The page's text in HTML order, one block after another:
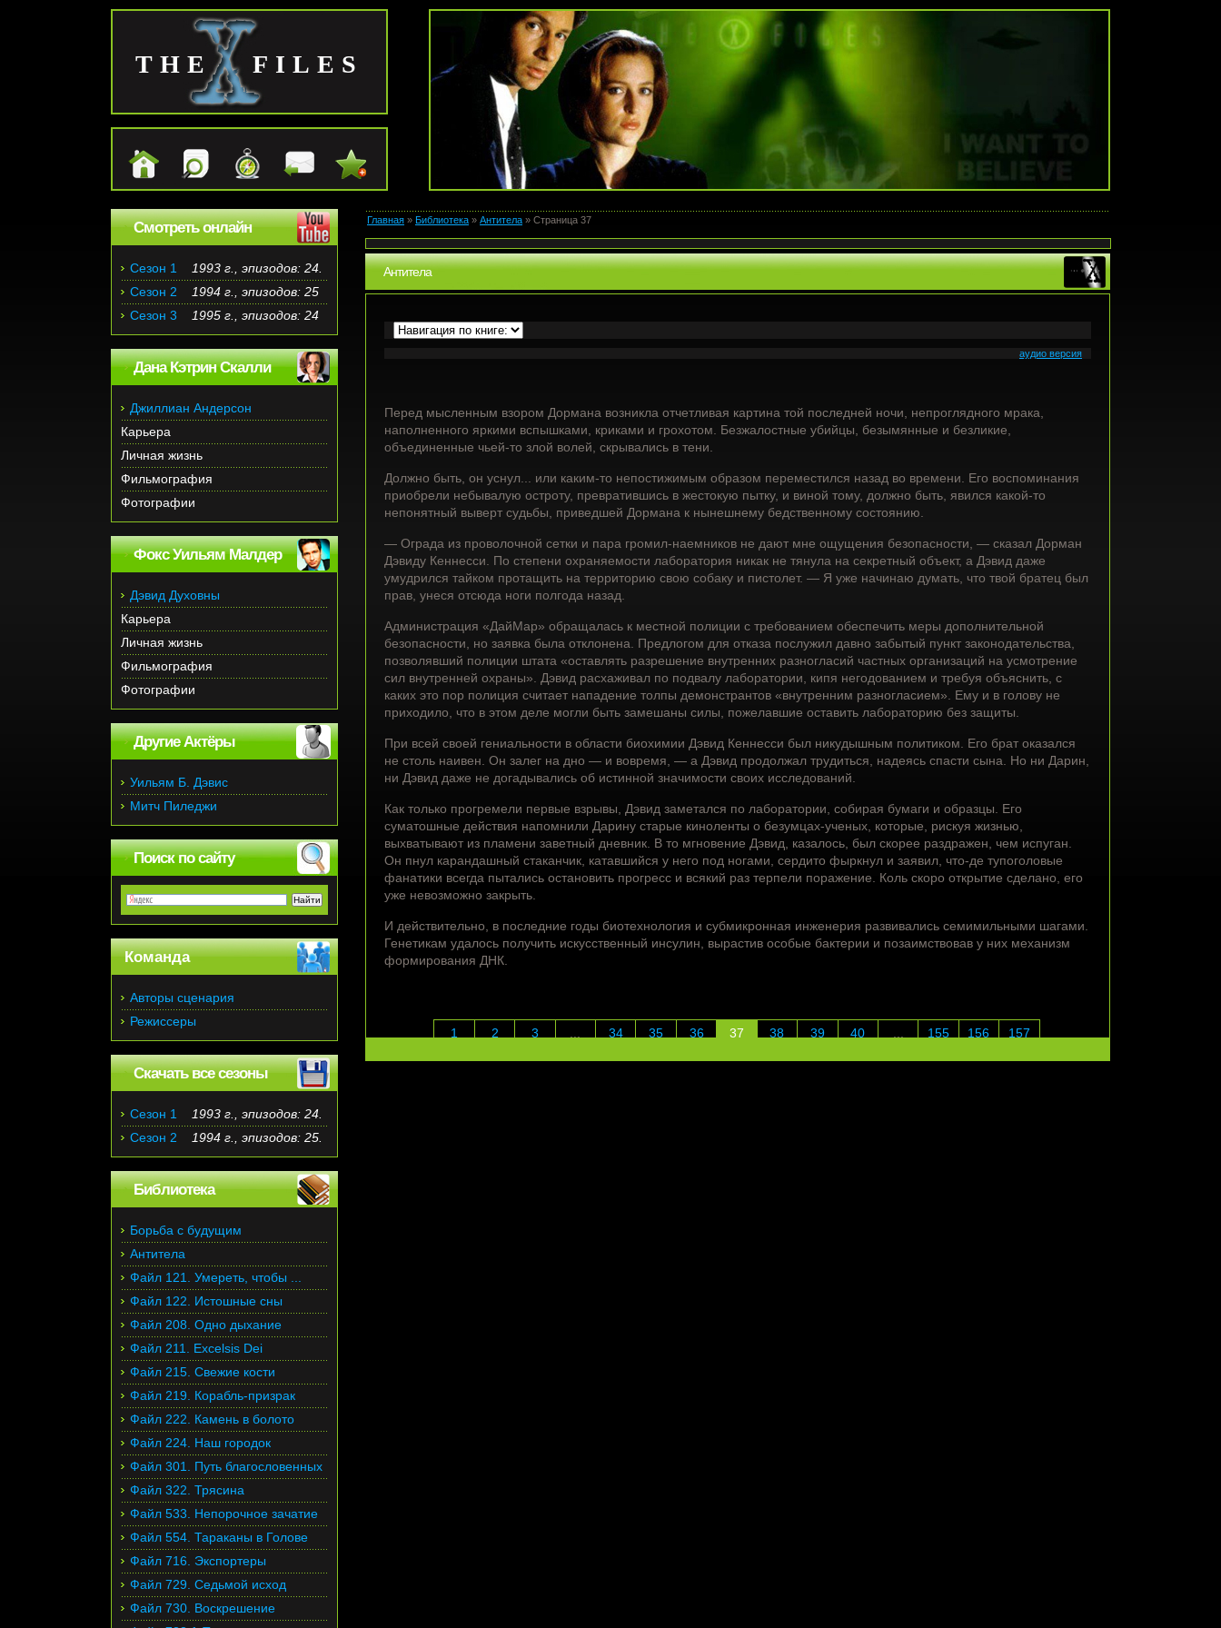
THE FILES
Главная » Библиотека » Антитела » Страница 37
Антитела
аудио версия
Перед мысленным взором Дормана возникла отчетливая картина той последней ночи, непроглядного мрака,
наполненного яркими вспышками, криками и грохотом. Безжалостные убийцы, безымянные и безликие,
объединенные чьей-то злой волей, скрывались в тени.
Должно быть, он уснул... или каким-то непостижимым образом переместился назад во времени. Его воспоминания
приобрели небывалую остроту, превратившись в жестокую пытку, и виной тому, должно быть, явился какой-то
непонятный выверт судьбы, приведшей Дормана к нынешнему бедственному состоянию.
— Ограда из проволочной сетки и пара громил-наемников не дают мне ощущения безопасности, — сказал Дорман
Дэвиду Кеннесси. По степени охраняемости лаборатория никак не тянула на секретный объект, а Дэвид даже
умудрился тайком протащить на территорию свою собаку и пистолет. — Я уже начинаю думать, что твой братец был
прав, унеся отсюда ноги полгода назад.
Администрация «ДайМар» обращалась к местной полиции с требованием обеспечить меры дополнительной
безопасности, но заявка была отклонена. Предлогом для отказа послужил давно забытый пункт законодательства,
позволявший полиции штата «оставлять разрешение внутренних разногласий частных организаций на усмотрение
сил внутренней охраны». Дэвид расхаживал по подвалу лаборатории, кипя негодованием и требуя объяснить, с
каких это пор полиция считает нападение толпы демонстрантов «внутренним разногласием». Ему и в голову не
приходило, что в этом деле могли быть замешаны силы, пожелавшие оставить лабораторию без защиты.
При всей своей гениальности в области биохимии Дэвид Кеннесси был никудышным политиком. Его брат оказался
не столь наивен. Он залег на дно — и вовремя, — а Дэвид продолжал трудиться, надеясь спасти сына. Но ни Дарин,
ни Дэвид даже не догадывались об истинной значимости своих исследований.
Как только прогремели первые взрывы, Дэвид заметался по лаборатории, собирая бумаги и образцы. Его
суматошные действия напомнили Дарину старые киноленты о безумцах-ученых, которые, рискуя жизнью,
выхватывают из пламени заветный дневник. В то мгновение Дэвид, казалось, был скорее раздражен, чем испуган.
Он пнул карандашный стаканчик, катавшийся у него под ногами, сердито фыркнул и заявил, что-де тупоголовые
фанатики всегда пытались остановить прогресс и всякий раз терпели поражение. Коль скоро открытие сделано, его
уже невозможно закрыть.
И действительно, в последние годы биотехнология и субмикронная инженерия развивались семимильными шагами.
Генетикам удалось получить искусственный инсулин, вырастив особые бактерии и позаимствовав у них механизм
формирования ДНК.
1 2 3 34 35 36 37 38 39 40 155 156 157
Смотреть онлайн
Сезон 1
1993 г., эпизодов: 24.
Сезон 2
1994 г., эпизодов: 25
Сезон 3
1995 г., эпизодов: 24
Дана Кэтрин Скалли
Джиллиан Андерсон
Карьера
Личная жизнь
Фильмография
Фотографии
Фокс Уильям Малдер
Дэвид Духовны
Карьера
Личная жизнь
Фильмография
Фотографии
Другие Актёры
Уильям Б. Дэвис
Митч Пиледжи
Поиск по сайту
Команда
Авторы сценария
Режиссеры
Скачать все сезоны
Сезон 1
1993 г., эпизодов: 24.
Сезон 2
1994 г., эпизодов: 25.
Библиотека
Борьба с будущим
Антитела
Файл 121. Умереть, чтобы ...
Файл 122. Истошные сны
Файл 208. Одно дыхание
Файл 211. Excelsis Dei
Файл 215. Свежие кости
Файл 219. Корабль-призрак
Файл 222. Камень в болото
Файл 224. Наш городок
Файл 301. Путь благословенных
Файл 322. Трясина
Файл 533. Непорочное зачатие
Файл 554. Тараканы в Голове
Файл 716. Экспортеры
Файл 729. Седьмой исход
Файл 730. Воскрешение